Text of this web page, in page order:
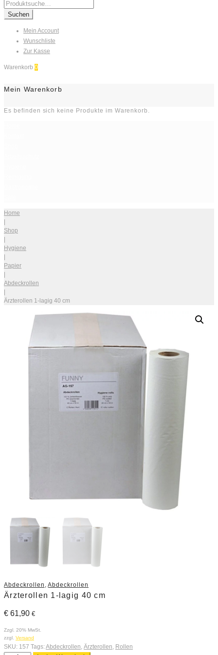
Search
for:
Suchen
Mein Account
Wunschliste
Zur Kasse
Warenkorb 0
Mein Warenkorb
Es befinden sich keine Produkte im Warenkorb.
Home
|
Shop
|
Hygiene
|
Papier
|
Abdeckrollen
|
Ärzterollen 1-lagig 40 cm
Abdeckrollen ,Abdeckrollen
Ärzterollen 1-lagig 40 cm
€ 61,90 €
Zzgl. 20% MwSt.
zzgl. Versand
SKU: 157 Tags:Abdeckrollen Ärzterollen Rollen